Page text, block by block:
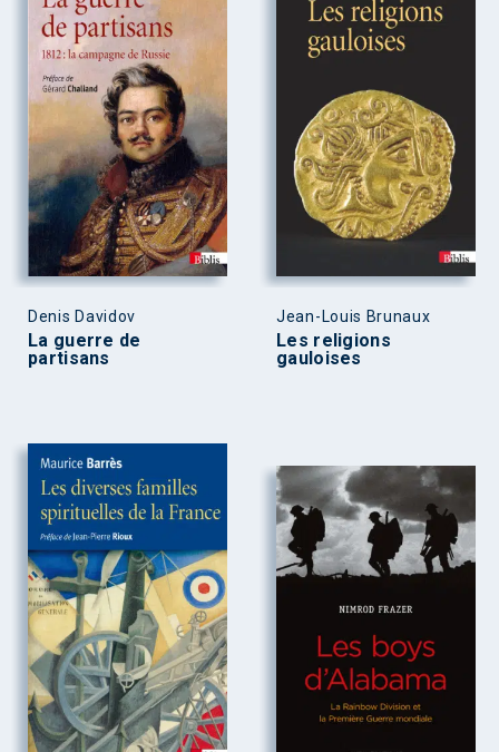
Denis Davidov
La guerre de
partisans
Jean-Louis Brunaux
Les religions
gauloises